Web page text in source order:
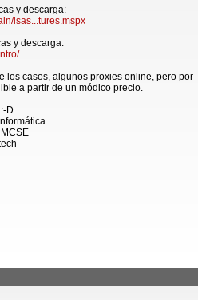
y descarga:
isas...tures.mspx
y descarga:
los casos, algunos proxies online, pero por
a partir de un módico precio.
D